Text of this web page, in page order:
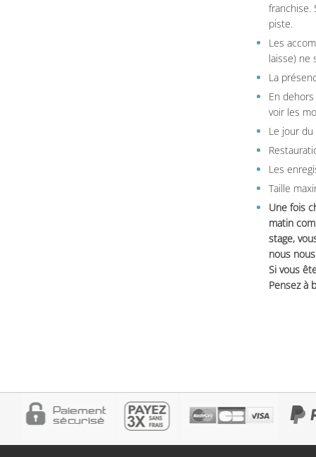
franchise.
piste.
Les
laisse) ne
La
En
voir les
Le jour
Les
Taille
Une fois
matin
stage,
nous
Si vous
Pensez à